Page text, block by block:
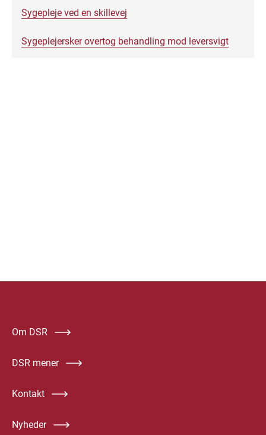
Sygepleje ved en skillevej
Sygeplejersker overtog behandling mod leversvigt
Om DSR
DSR mener
Kontakt
Nyheder